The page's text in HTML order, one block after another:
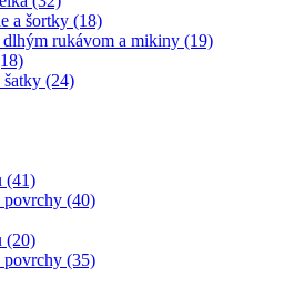
a šortky (18)
dlhým rukávom a mikiny (19)
šatky (24)
(41)
povrchy (40)
(20)
povrchy (35)